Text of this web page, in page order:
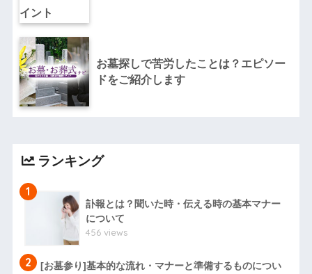
お墓探しで苦労したことは？エピソー
ドをご紹介します
ランキング
1
訃報とは？聞いた時・伝える時の基本マナー
について
456 views
2
[お墓参り]基本的な流れ・マナーと準備するものについ